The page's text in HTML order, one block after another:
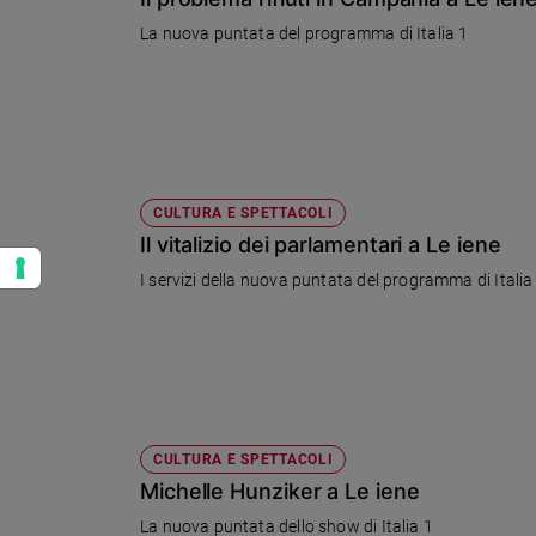
La nuova puntata del programma di Italia 1
CULTURA E SPETTACOLI
Il vitalizio dei parlamentari a Le iene
I servizi della nuova puntata del programma di Italia
CULTURA E SPETTACOLI
Michelle Hunziker a Le iene
La nuova puntata dello show di Italia 1